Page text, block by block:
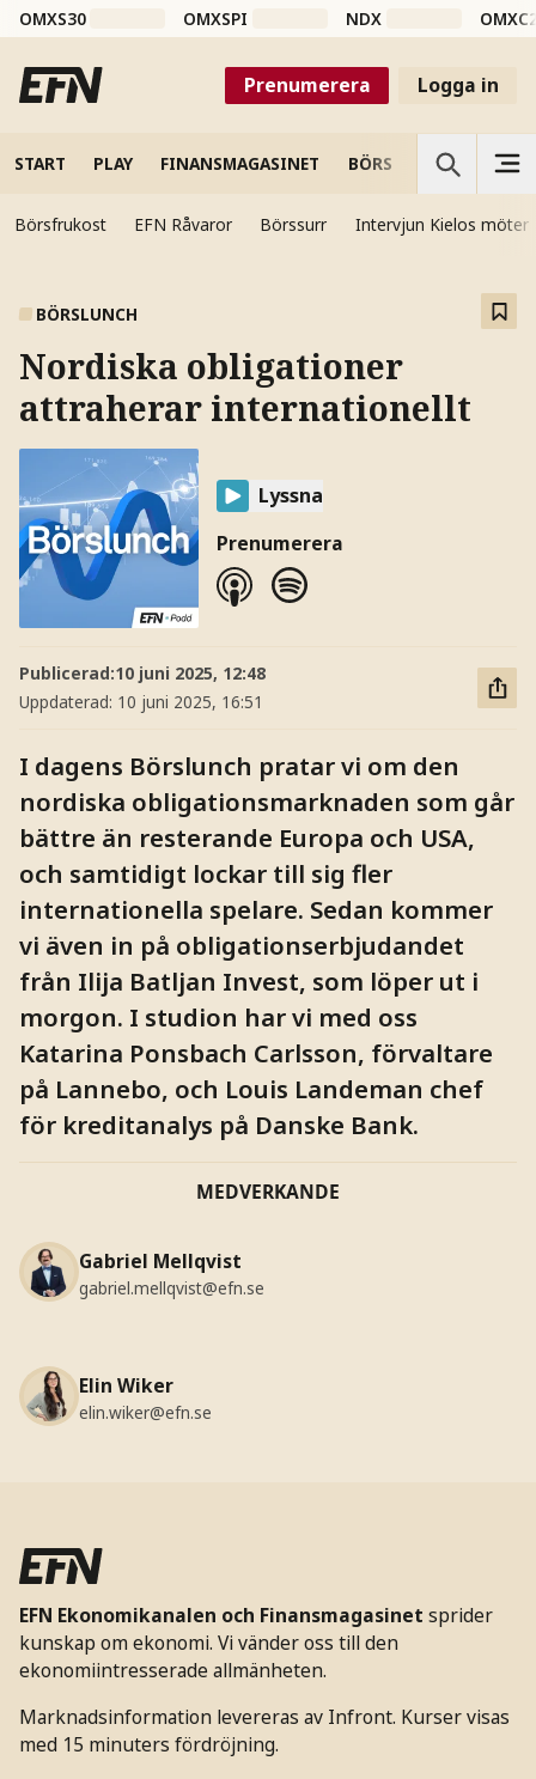
OMXS30 OMXSPI NDX
Prenumerera Logga in
START PLAY FINANSMAGASINET BÖRS VETENSKAP
Börsfrukost EFN Råvaror Börssurr Intervjun Kielos möter
BÖRSLUNCH
Nordiska obligationer
attraherar internationellt
Lyssna
Prenumerera
Publicerad:10 juni 2025, 12:48
Uppdaterad: 10 juni 2025, 16:51
I dagens Börslunch pratar vi om den
nordiska obligationsmarknaden som går
bättre än resterande Europa och USA,
och samtidigt lockar till sig fler
internationella spelare. Sedan kommer
vi även in på obligationserbjudandet
från Ilija Batljan Invest, som löper ut i
morgon. I studion har vi med oss
Katarina Ponsbach Carlsson, förvaltare
på Lannebo, och Louis Landeman chef
för kreditanalys på Danske Bank.
MEDVERKANDE
Gabriel Mellqvist
gabriel.mellqvist@efn.se
Elin Wiker
elin.wiker@efn.se
EFN Ekonomikanalen och Finansmagasinet sprider
kunskap om ekonomi. Vi vänder oss till den
ekonomiintresserade allmänheten.
Marknadsinformation levereras av Infront. Kurser visas
med 15 minuters fördröjning.